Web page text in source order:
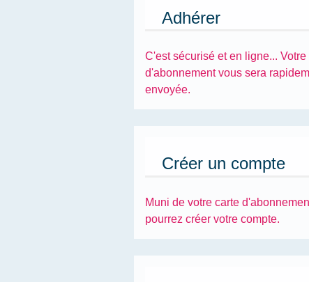
Adhérer
C'est sécurisé et en ligne... Votre
d'abonnement vous sera
envoyée.
Créer un compte
Muni de votre carte
pourrez créer votre compte.